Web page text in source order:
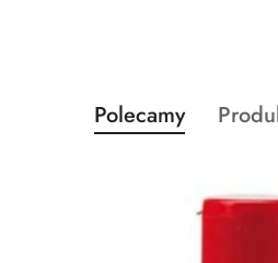
Pomiń karuzelę produktów
Produkty
o
Polecamy